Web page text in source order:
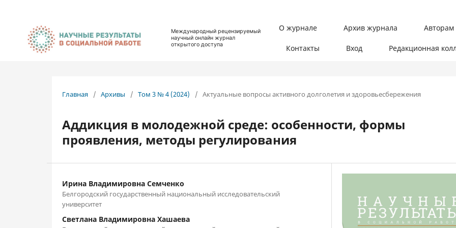
##plugins.themes.bootstrap3.accessible_menu.main_content##
##plugins.themes.bootstrap3.accessible_menu.sidebar##
Международный рецензируемый
научный онлайн журнал
открытого доступа
О журнале Архив журнала Авторам
Контакты Вход Редакционная
Главная / Архивы / Том 3 № 4 (2024) / Актуальные вопросы активного долголетия и здоровьесбережения
Аддикция в молодежной среде: особенности, формы
проявления, методы регулирования
Ирина Владимировна Семченко
Белгородский государственный национальный исследовательский
университет
Светлана Владимировна Хашаева